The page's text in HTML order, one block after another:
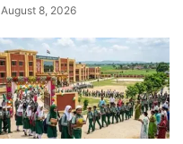
August 8, 2026